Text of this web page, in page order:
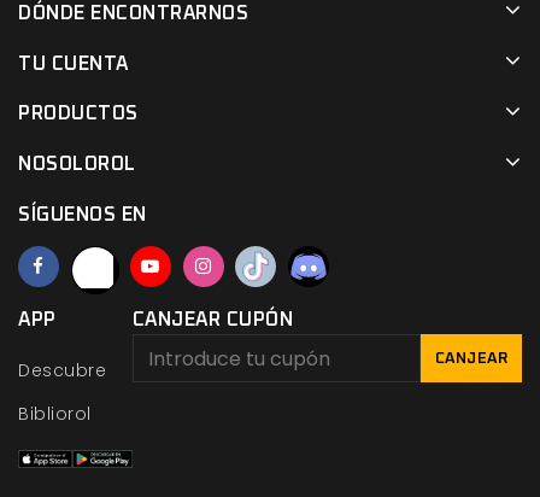
DÓNDE ENCONTRARNOS
TU CUENTA
PRODUCTOS
NOSOLOROL
SÍGUENOS EN
APP
Descubre
Bibliorol
CANJEAR CUPÓN
CANJEAR